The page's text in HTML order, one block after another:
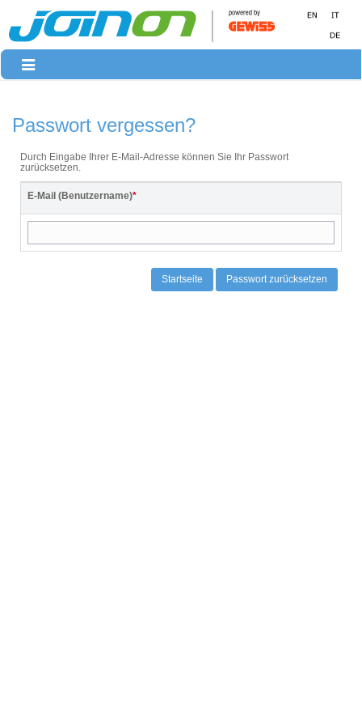
Toggle
Passwort vergessen?
Durch Eingabe Ihrer E-Mail-Adresse können Sie Ihr Passwort
zurücksetzen.
E-Mail (Benutzername)*
Startseite